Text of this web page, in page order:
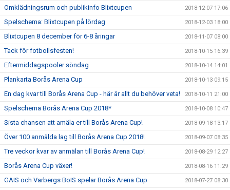
Omklädningsrum och publikinfo Blixtcupen 2018-12-07 17:06
Spelschema: Blixtcupen på lördag 2018-12-03 18:00
Blixtcupen 8 december för 6-8 åringar 2018-11-07 08:00
Tack för fotbollsfesten! 2018-10-15 16:39
Eftermiddagspooler söndag 2018-10-14 14:01
Plankarta Borås Arena Cup 2018-10-13 09:15
En dag kvar till Borås Arena Cup - här är allt du behöver veta! 2018-10-11 21:00
Spelschema Borås Arena Cup 2018* 2018-10-08 10:47
Sista chansen att amäla er till Borås Arena Cup! 2018-09-18 13:17
Över 100 anmälda lag till Borås Arena Cup 2018! 2018-09-07 08:35
Tre veckor kvar av anmälan till Borås Arena Cup! 2018-08-29 12:27
Borås Arena Cup växer! 2018-08-16 11:29
GAIS och Varbergs BoIS spelar Borås Arena Cup 2018-07-27 08:30